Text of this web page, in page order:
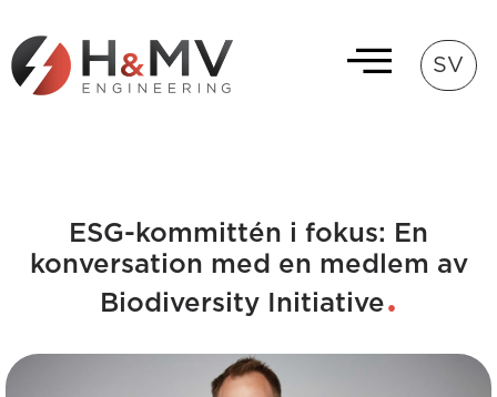
SV
ESG-kommittén i fokus: En
konversation med en medlem av
Biodiversity Initiative